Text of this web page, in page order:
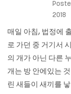
2018
매일 아침, 법정에
로 가던 중 거기서
의 개가 아닌 다른
개는 방 안에있는
린 새들이 새끼를